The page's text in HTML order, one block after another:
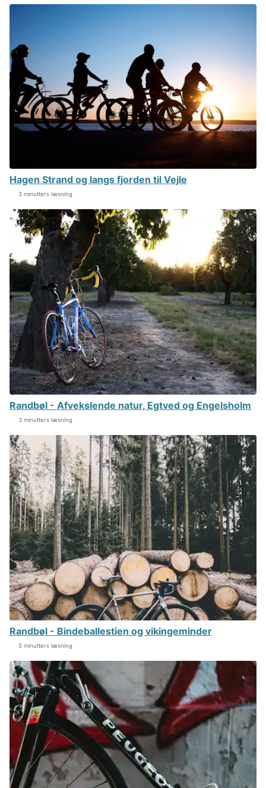
Hagen Strand og langs fjorden til Vejle
3 minutters læsning
Randbøl - Afvekslende natur, Egtved og Engelsholm
3 minutters læsning
Randbøl - Bindeballestien og vikingeminder
5 minutters læsning